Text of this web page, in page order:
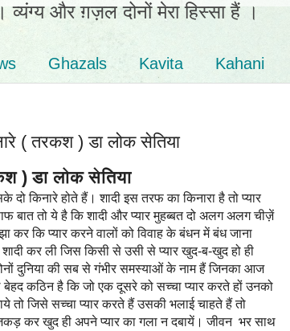
व्यंग्य और ग़ज़ल दोनों मेरा हिस्सा हैं ।
Ghazals Kavita Kahani
( तरकश ) डा लोक सेतिया
) डा लोक सेतिया
दो किनारे होते हैं। शादी इस तरफ का किनारा है तो प्यार
बात तो ये है कि शादी और प्यार मुहब्बत दो अलग अलग चीज़ें
कि प्यार करने वालों को विवाह के बंधन में बंध जाना
कर ली जिस किसी से उसी से प्यार खुद-ब-खुद हो ही
दुनिया की सब से गंभीर समस्याओं के नाम हैं जिनका आज
कठिन है कि जो एक दूसरे को सच्चा प्यार करते हों उनको
तो जिसे सच्चा प्यार करते हैं उसकी भलाई चाहते हैं तो
कर खुद ही अपने प्यार का गला न दबायें। जीवन भर साथ